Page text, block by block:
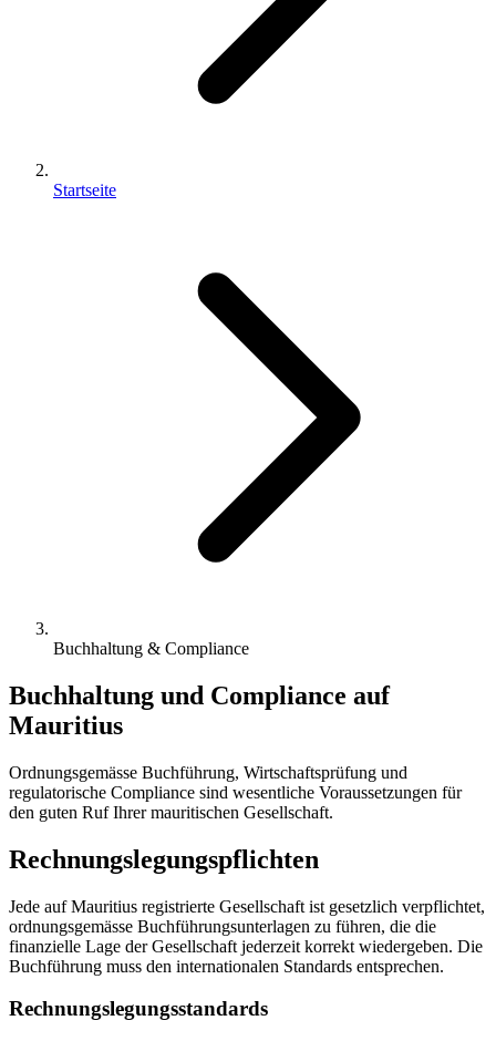
Startseite
Buchhaltung & Compliance
Buchhaltung und Compliance auf
Mauritius
Ordnungsgemässe Buchführung, Wirtschaftsprüfung und
regulatorische Compliance sind wesentliche Voraussetzungen für
den guten Ruf Ihrer mauritischen Gesellschaft.
Rechnungslegungspflichten
Jede auf Mauritius registrierte Gesellschaft ist gesetzlich verpflichtet,
ordnungsgemässe Buchführungsunterlagen zu führen, die die
finanzielle Lage der Gesellschaft jederzeit korrekt wiedergeben. Die
Buchführung muss den internationalen Standards entsprechen.
Rechnungslegungsstandards